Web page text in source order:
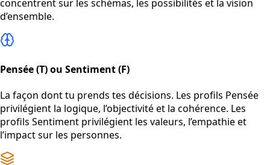
concentrent sur les schémas, les possibilités et la vision
d’ensemble.
Pensée (T) ou Sentiment (F)
La façon dont tu prends tes décisions. Les profils Pensée
privilégient la logique, l’objectivité et la cohérence. Les
profils Sentiment privilégient les valeurs, l’empathie et
l’impact sur les personnes.